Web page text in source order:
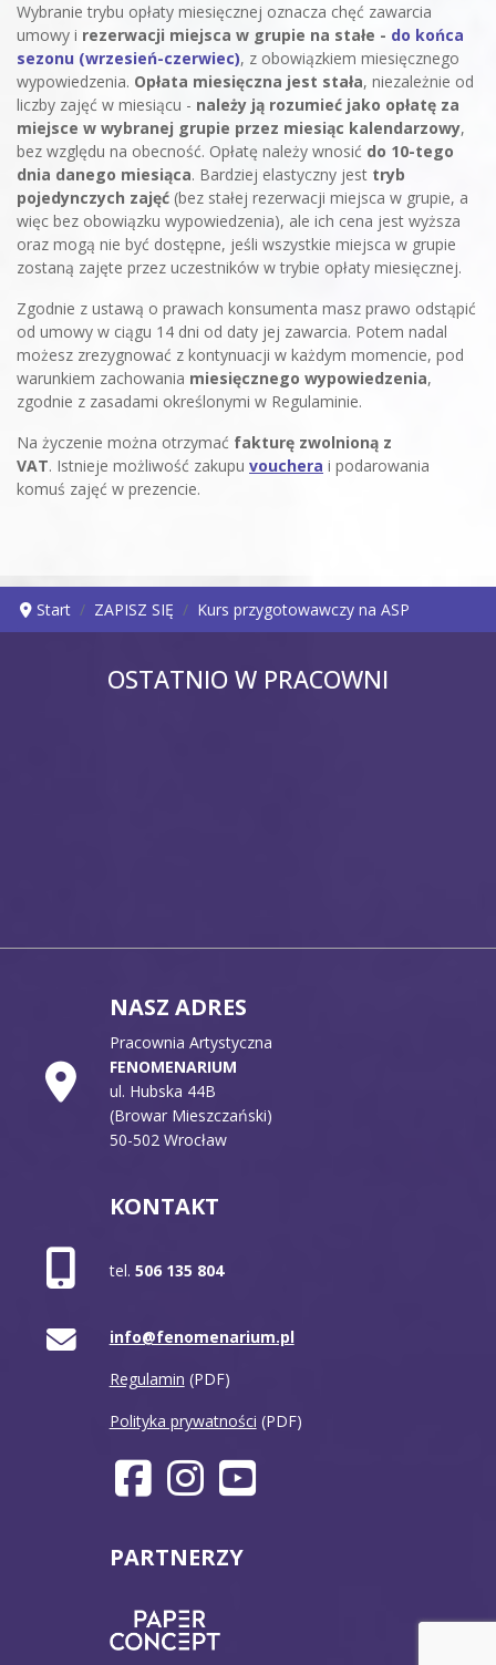
Wybranie trybu opłaty miesięcznej oznacza chęć zawarcia
umowy i rezerwacji miejsca w grupie na stałe - do końca
sezonu (wrzesień-czerwiec), z obowiązkiem miesięcznego
wypowiedzenia. Opłata miesięczna jest stała, niezależnie od
liczby zajęć w miesiącu - należy ją rozumieć jako opłatę za
miejsce w wybranej grupie przez miesiąc kalendarzowy,
bez względu na obecność. Opłatę należy wnosić do 10-tego
dnia danego miesiąca. Bardziej elastyczny jest tryb
pojedynczych zajęć (bez stałej rezerwacji miejsca w grupie, a
więc bez obowiązku wypowiedzenia), ale ich cena jest wyższa
oraz mogą nie być dostępne, jeśli wszystkie miejsca w grupie
zostaną zajęte przez uczestników w trybie opłaty miesięcznej.
Zgodnie z ustawą o prawach konsumenta masz prawo odstąpić
od umowy w ciągu 14 dni od daty jej zawarcia. Potem nadal
możesz zrezygnować z kontynuacji w każdym momencie, pod
warunkiem zachowania miesięcznego wypowiedzenia,
zgodnie z zasadami określonymi w Regulaminie.
Na życzenie można otrzymać fakturę zwolnioną z
VAT. Istnieje możliwość zakupu vouchera i podarowania
komuś zajęć w prezencie.
Start ZAPISZ SIĘ Kurs przygotowawczy na ASP
OSTATNIO W PRACOWNI
NASZ ADRES
Pracownia Artystyczna
FENOMENARIUM
ul. Hubska 44B
(Browar Mieszczański)
50-502 Wrocław
KONTAKT
tel. 506 135 804
info@fenomenarium.pl
Regulamin (PDF)
Polityka prywatności (PDF)
PARTNERZY